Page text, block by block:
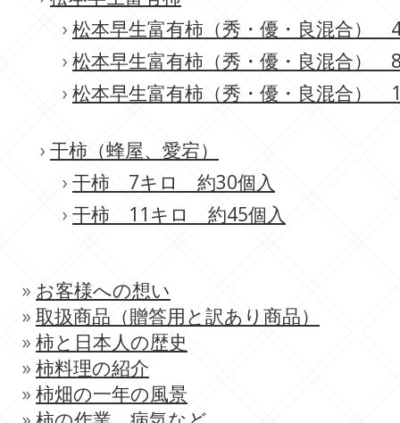
› 松本早生富有柿（秀・優・良混合）
› 松本早生富有柿（秀・優・良混合）
› 松本早生富有柿（秀・優・良混合）
› 干柿（蜂屋、愛宕）
› 干柿 7キロ 約30個入
› 干柿 11キロ 約45個入
» お客様への想い
» 取扱商品（贈答用と訳あり商品）
» 柿と日本人の歴史
» 柿料理の紹介
» 柿畑の一年の風景